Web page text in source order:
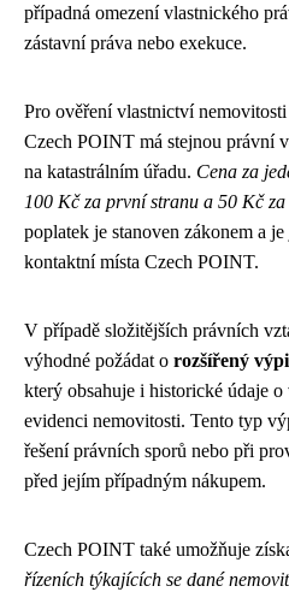
případná omezení vlastnického
zástavní práva nebo exekuce.
Pro ověření vlastnictví
Czech POINT má stejnou právní
na katastrálním úřadu. Cena za
100 Kč za první stranu a 50 Kč
poplatek je stanoven zákonem a
kontaktní místa Czech POINT.
V případě složitějších právních
výhodné požádat o rozšířený
který obsahuje i historické údaje
evidenci nemovitosti. Tento typ
řešení právních sporů nebo při
před jejím případným nákupem.
Czech POINT také umožňuje
řízeních týkajících se dané